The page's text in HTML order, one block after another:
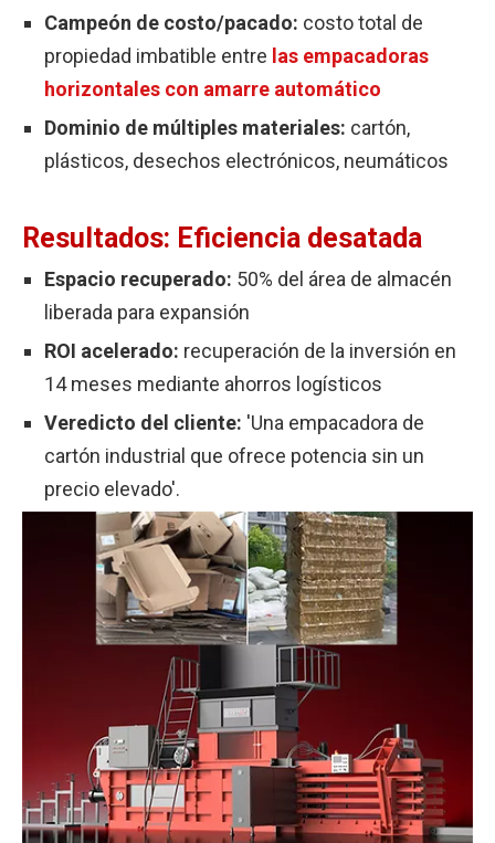
Campeón de costo/pacado: costo total de
propiedad imbatible entre las empacadoras
horizontales con amarre automático
Dominio de múltiples materiales: cartón,
plásticos, desechos electrónicos, neumáticos
Resultados: Eficiencia desatada
Espacio recuperado: 50% del área de almacén
liberada para expansión
ROI acelerado: recuperación de la inversión en
14 meses mediante ahorros logísticos
Veredicto del cliente: 'Una empacadora de
cartón industrial que ofrece potencia sin un
precio elevado'.